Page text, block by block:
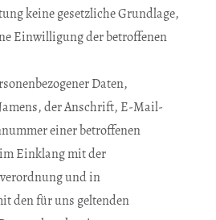
keine gesetzliche Grundlage,
Einwilligung der betroffenen
Daten,
der Anschrift, E-Mail-
einer betroffenen
Einklang mit der
und in
den für uns geltenden